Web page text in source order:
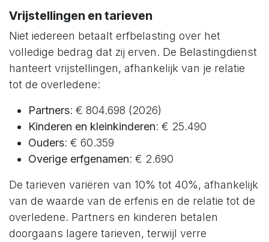
Vrijstellingen en tarieven
Niet iedereen betaalt erfbelasting over het
volledige bedrag dat zij erven. De Belastingdienst
hanteert vrijstellingen, afhankelijk van je relatie
tot de overledene:
Partners: € 804.698 (2026)
Kinderen en kleinkinderen: € 25.490
Ouders: € 60.359
Overige erfgenamen: € 2.690
De tarieven variëren van 10% tot 40%, afhankelijk
van de waarde van de erfenis en de relatie tot de
overledene. Partners en kinderen betalen
doorgaans lagere tarieven, terwijl verre